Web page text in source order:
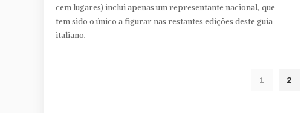
cem lugares) inclui apenas um representante nacional, que
tem sido o único a figurar nas restantes edições deste guia
italiano.
1 2